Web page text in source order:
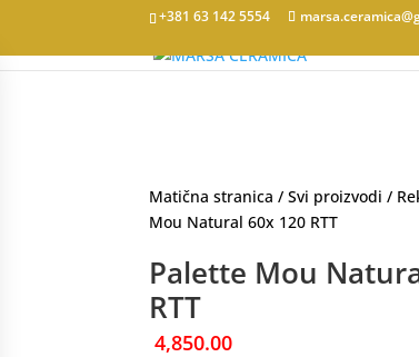
+381 63 142 5554
Matična stranica /Svi proizvodi /
Mou Natural 60x 120 RTT
Palette Mou
RTT
4,850.00